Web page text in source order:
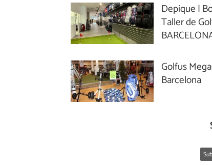
Depique |
Taller de
Golfus
Barcelona